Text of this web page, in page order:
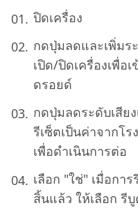
ปิดเครื่อง
กดปุ่มลดและเพิ่มร
เปิด/ปิดเครื่องเพื่อ
ดรอยด์
กดปุ่มลดระดับเสีย
รีเซ็ตเป็นค่าจากโ
เพื่อดำเนินการต่อ
เลือก "ใช่" เมื่อการ
สิ้นแล้ว ให้เลือก รี